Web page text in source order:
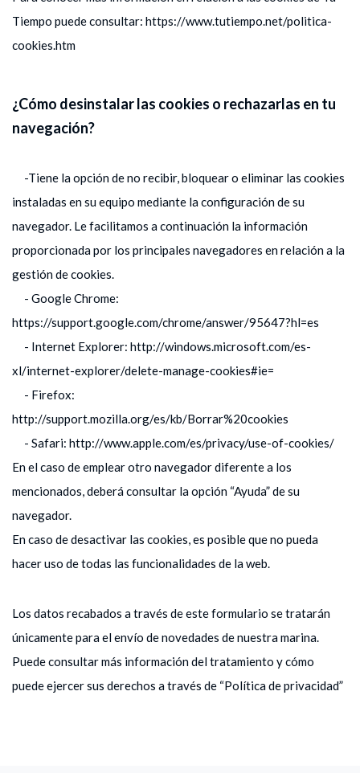
Tiempo puede consultar: https://www.tutiempo.net/politica-
cookies.htm
¿Cómo desinstalar las cookies o rechazarlas en tu
navegación?
-Tiene la opción de no recibir, bloquear o eliminar las cookies
instaladas en su equipo mediante la configuración de su
navegador. Le facilitamos a continuación la información
proporcionada por los principales navegadores en relación a la
gestión de cookies.
- Google Chrome:
https://support.google.com/chrome/answer/95647?hl=es
- Internet Explorer: http://windows.microsoft.com/es-
xl/internet-explorer/delete-manage-cookies#ie=
- Firefox:
http://support.mozilla.org/es/kb/Borrar%20cookies
- Safari: http://www.apple.com/es/privacy/use-of-cookies/
En el caso de emplear otro navegador diferente a los
mencionados, deberá consultar la opción “Ayuda” de su
navegador.
En caso de desactivar las cookies, es posible que no pueda
hacer uso de todas las funcionalidades de la web.
Los datos recabados a través de este formulario se tratarán
únicamente para el envío de novedades de nuestra marina.
Puede consultar más información del tratamiento y cómo
puede ejercer sus derechos a través de “Política de privacidad”